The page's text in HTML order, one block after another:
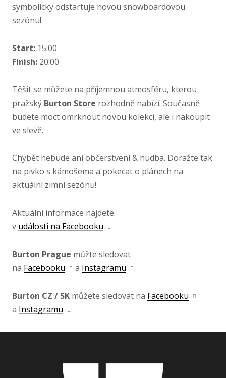
symbolicky odstartuje novou snowboardovou
sezónu!
Start: 15:00
Finish: 20:00
Těšit se můžete na příjemnou atmosféru, kterou
pražský Burton Store rozhodně nabízí. Současně
budete moct omrknout novou kolekci, ale i nakoupit
ve slevě.
Chybět nebude ani občerstvení & hudba. Doražte tak
na pivko s kámošema a pokecat o plánech na
aktuální zimní sezónu!
Aktuální informace najdete
v události na Facebooku .
Burton Prague můžte sledovat
na Facebooku a Instagramu .
Burton CZ / SK můžete sledovat na Facebooku
a Instagramu .